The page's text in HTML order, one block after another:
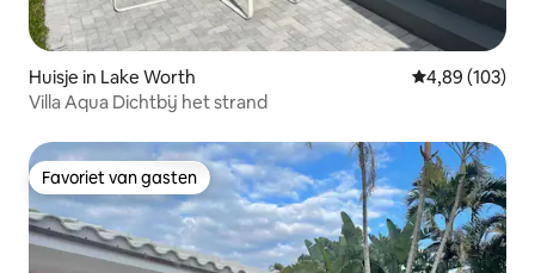
Huisje in Lake Worth Gemiddelde
4,89 (103)
Villa Aqua Dichtbij het strand
Favoriet van gasten
Favoriet van gasten